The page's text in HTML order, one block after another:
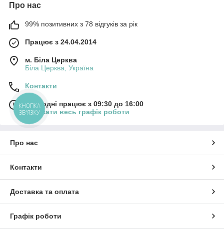
Про нас
99% позитивних з 78 відгуків за рік
Працює з 24.04.2014
м. Біла Церква
Біла Церква, Україна
Контакти
Сьогодні працює з 09:30 до 16:00
Показати весь графік роботи
Про нас
Контакти
Доставка та оплата
Графік роботи
КНОПКА
ЗВ'ЯЗКУ